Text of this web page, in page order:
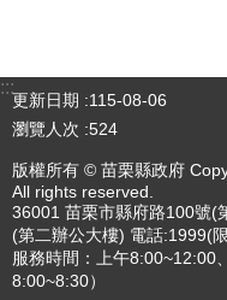
:::
更新日期
115-08-06
瀏覽人次 524
版權所有 © 苗栗縣政府
All rights reserved.
36001 苗栗市縣府路100號(
(第二辦公大樓) 電話:1999(
服務時間：上午8:00~12:00
8:00~8:30）